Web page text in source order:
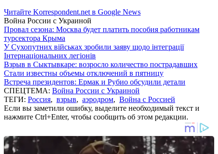
Читайте Korrespondent.net в Google News
Война России с Украиной
Провал сезона: Москва будет платить пособия работникам
турсектора Крыма
У Сухопутних військах зробили заяву щодо інтеграції
Інтернаціональних легіонів
Взрыв в Сыктывкаре: возросло количество пострадавших
Стали известны объемы отключений в пятницу
Встреча президентов: Ермак и Рубио обсудили детали
СПЕЦТЕМА: Война России с Украиной
ТЕГИ: Россия, взрыв, аэродром, Война с Россией
Если вы заметили ошибку, выделите необходимый текст и
нажмите Ctrl+Enter, чтобы сообщить об этом редакции.